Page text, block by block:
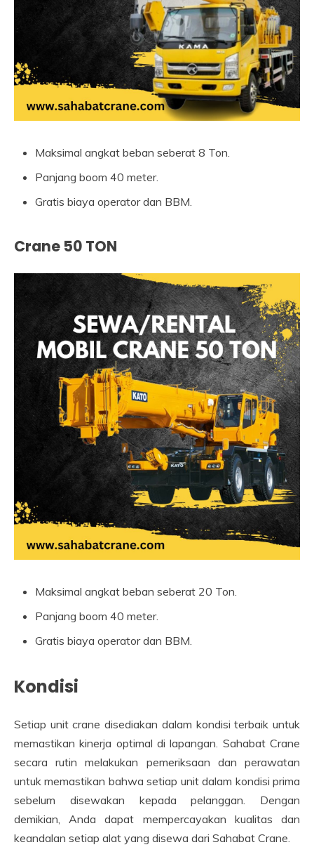
Maksimal angkat beban seberat 8 Ton.
Panjang boom 40 meter.
Gratis biaya operator dan BBM.
Crane 50 TON
Maksimal angkat beban seberat 20 Ton.
Panjang boom 40 meter.
Gratis biaya operator dan BBM.
Kondisi
Setiap unit crane disediakan dalam kondisi terbaik untuk
memastikan kinerja optimal di lapangan. Sahabat Crane
secara rutin melakukan pemeriksaan dan perawatan
untuk memastikan bahwa setiap unit dalam kondisi prima
sebelum disewakan kepada pelanggan. Dengan
demikian, Anda dapat mempercayakan kualitas dan
keandalan setiap alat yang disewa dari Sahabat Crane.